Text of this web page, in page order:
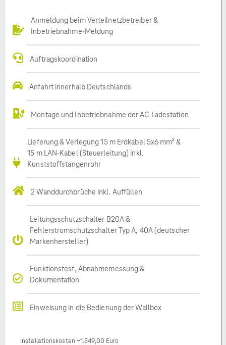
Anmeldung beim Verteilnetzbetreiber &
Inbetriebnahme-Meldung
Auftragskoordination
Anfahrt innerhalb Deutschlands
Montage und Inbetriebnahme der AC Ladestation
Lieferung & Verlegung 15 m Erdkabel 5x6 mm² &
15 m LAN-Kabel (Steuerleitung) inkl.
Kunststoffstangenrohr
2 Wanddurchbrüche inkl. Auffüllen
Leitungsschutzschalter B20A &
Fehlerstromschutzschalter Typ A, 40A (deutscher
Markenhersteller)
Funktionstest, Abnahmemessung &
Dokumentation
Einweisung in die Bedienung der Wallbox
Installationskosten ~1.549,00 Euro